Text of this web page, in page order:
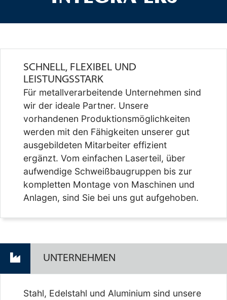
SCHNELL, FLEXIBEL UND
LEISTUNGSSTARK
Für metallverarbeitende Unternehmen sind
wir der ideale Partner. Unsere
vorhandenen Produktionsmöglichkeiten
werden mit den Fähigkeiten unserer gut
ausgebildeten Mitarbeiter effizient
ergänzt. Vom einfachen Laserteil, über
aufwendige Schweißbaugruppen bis zur
kompletten Montage von Maschinen und
Anlagen, sind Sie bei uns gut aufgehoben.
UNTERNEHMEN
Stahl, Edelstahl und Aluminium sind unsere